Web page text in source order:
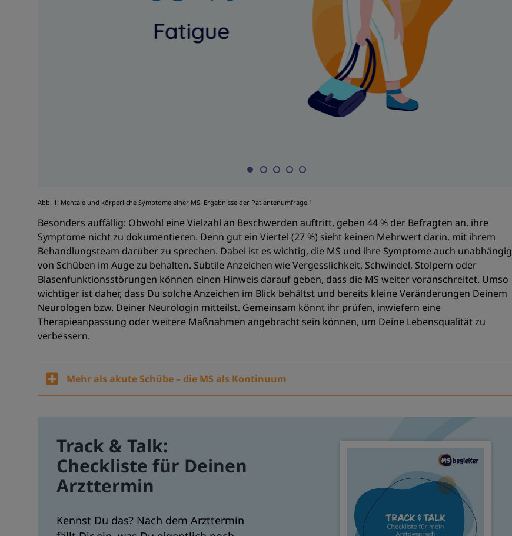
Abb. 1: Mentale und körperliche Symptome einer MS. Ergebnisse der Patientenumfrage. 1
Besonders auffällig: Obwohl eine Vielzahl an Beschwerden auftritt, geben 44 % der Befragten an, ihre
Symptome nicht zu dokumentieren. Denn gut ein Viertel (27 %) sieht keinen Mehrwert darin, mit ihrem
Behandlungsteam darüber zu sprechen. Dabei ist es wichtig, die MS und ihre Symptome auch unabhängig
von Schüben im Auge zu behalten. Subtile Anzeichen wie Vergesslichkeit, Schwindel, Stolpern oder
Blasenfunktionsstörungen können einen Hinweis darauf geben, dass die MS weiter voranschreitet. Umso
wichtiger ist daher, dass Du solche Anzeichen im Blick behältst und bereits kleine Veränderungen Deinem
Neurologen bzw. Deiner Neurologin mitteilst. Gemeinsam könnt ihr prüfen, inwiefern eine
Therapieanpassung oder weitere Maßnahmen angebracht sein können, um Deine Lebensqualität zu
verbessern.
Mehr als akute Schübe – die MS als Kontinuum
Track & Talk:
Checkliste für Deinen
Arzttermin
Kennst Du das? Nach dem Arzttermin